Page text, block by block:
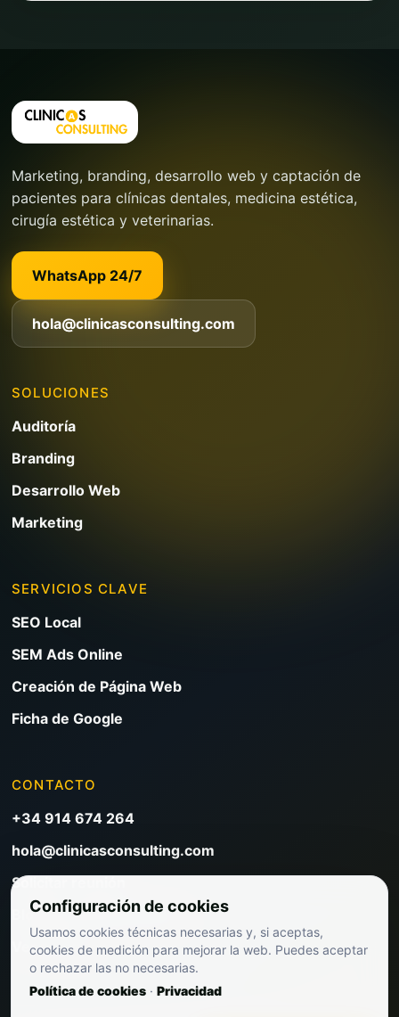
Marketing, branding, desarrollo web y captación de
pacientes para clínicas dentales, medicina estética,
cirugía estética y veterinarias.
WhatsApp 24/7
hola@clinicasconsulting.com
SOLUCIONES
Auditoría
Branding
Desarrollo Web
Marketing
SERVICIOS CLAVE
SEO Local
SEM Ads Online
Creación de Página Web
Ficha de Google
CONTACTO
+34 914 674 264
hola@clinicasconsulting.com
Solicitar reunión
Blog de marketing clínico
Ver precios
Configuración de cookies
Usamos cookies técnicas necesarias y, si aceptas,
cookies de medición para mejorar la web. Puedes aceptar
o rechazar las no necesarias.
Política de cookies · Privacidad